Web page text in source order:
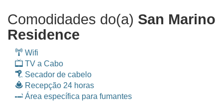
Comodidades do(a) San Marino
Residence
Wifi
TV a Cabo
Secador de cabelo
Recepção 24 horas
Área específica para fumantes